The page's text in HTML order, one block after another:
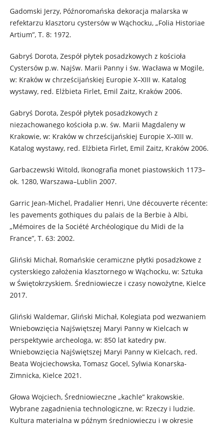
Gadomski Jerzy, Późnoromańska dekoracja malarska w
refektarzu klasztoru cystersów w Wąchocku, „Folia Historiae
Artium”, T. 8: 1972.
Gabryś Dorota, Zespół płytek posadzkowych z kościoła
Cystersów p.w. Najśw. Marii Panny i św. Wacława w Mogile,
w: Kraków w chrześcijańskiej Europie X–XIII w. Katalog
wystawy, red. Elżbieta Firlet, Emil Zaitz, Kraków 2006.
Gabryś Dorota, Zespół płytek posadzkowych z
niezachowanego kościoła p.w. św. Marii Magdaleny w
Krakowie, w: Kraków w chrześcijańskiej Europie X–XIII w.
Katalog wystawy, red. Elżbieta Firlet, Emil Zaitz, Kraków 2006.
Garbaczewski Witold, Ikonografia monet piastowskich 1173–
ok. 1280, Warszawa–Lublin 2007.
Garric Jean-Michel, Pradalier Henri, Une découverte récente:
les pavements gothiques du palais de la Berbie à Albi,
„Mémoires de la Société Archéologique du Midi de la
France”, T. 63: 2002.
Gliński Michał, Romańskie ceramiczne płytki posadzkowe z
cysterskiego założenia klasztornego w Wąchocku, w: Sztuka
w Świętokrzyskiem. Średniowiecze i czasy nowożytne, Kielce
2017.
Gliński Waldemar, Gliński Michał, Kolegiata pod wezwaniem
Wniebowzięcia Najświętszej Maryi Panny w Kielcach w
perspektywie archeologa, w: 850 lat katedry pw.
Wniebowzięcia Najświętszej Maryi Panny w Kielcach, red.
Beata Wojciechowska, Tomasz Gocel, Sylwia Konarska-
Zimnicka, Kielce 2021.
Głowa Wojciech, Średniowieczne „kachle” krakowskie.
Wybrane zagadnienia technologiczne, w: Rzeczy i ludzie.
Kultura materialna w późnym średniowieczu i w okresie